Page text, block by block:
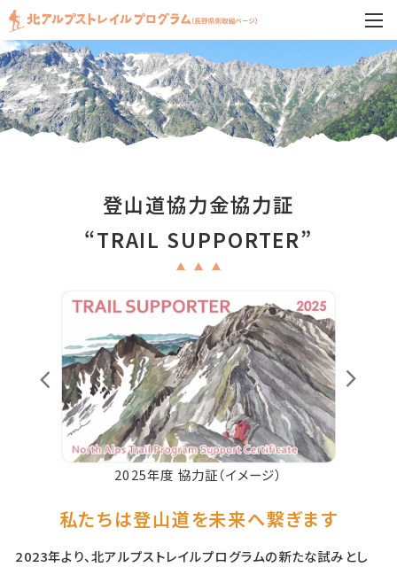
登山道協力金協力証
“TRAIL SUPPORTER”
2025年度 協力証（イメージ）
私たちは登山道を未来へ繋ぎます
2023年より、北アルプストレイルプログラムの新たな試みとし